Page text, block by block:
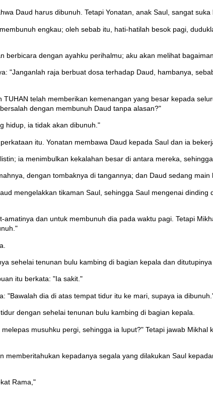
Daud harus dibunuh. Tetapi Yonatan, anak Saul, sangat suka
engkau; oleh sebab itu, hati-hatilah besok pagi,
dengan ayahku perihalmu; aku akan melihat
"Janganlah raja berbuat dosa terhadap Daud, hambanya,
telah memberikan kemenangan yang besar kepada
dengan membunuh Daud tanpa alasan?"
hidup, ia tidak akan dibunuh."
itu. Yonatan membawa Daud kepada Saul dan ia
ia menimbulkan kekalahan besar di antara mereka,
dengan tombaknya di tangannya; dan Daud sedang main
mengelakkan tikaman Saul, sehingga Saul mengenai
dan untuk membunuh dia pada waktu pagi. Tetapi
sehelai tenunan bulu kambing di bagian kepala dan ditutupinya
itu berkata: "Ia sakit."
"Bawalah dia di atas tempat tidur itu ke mari, supaya ia
dengan sehelai tenunan bulu kambing di bagian kepala.
musuhku pergi, sehingga ia luput?" Tetapi jawab Mikhal
kepadanya segala yang dilakukan Saul
Rama,"